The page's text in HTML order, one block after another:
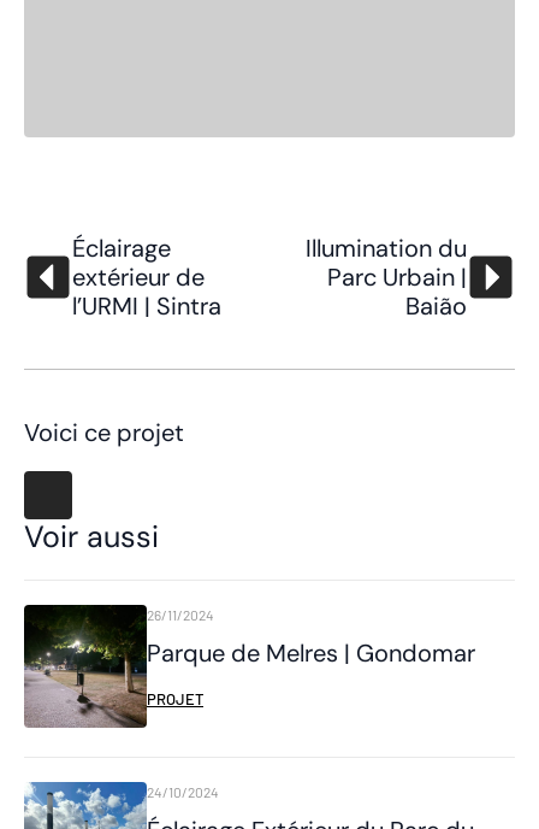
Éclairage
extérieur de
l’URMI | Sintra
Illumination du
Parc Urbain |
Baião
Voici ce projet
Voir aussi
Parque de Melres | Gondomar
26/11/2024
PROJET
24/10/2024